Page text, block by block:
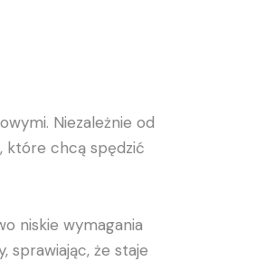
Niezależnie od
które chcą spędzić
niskie wymagania
sprawiając, że staje